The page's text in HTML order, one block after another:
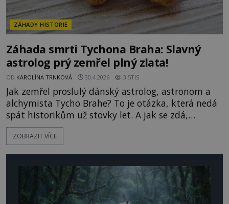
ZÁHADY HISTORIE
Záhada smrti Tychona Braha: Slavný
astrolog prý zemřel plný zlata!
OD KAROLÍNA TRNKOVÁ 30.4.2026 3.5TIS
Jak zemřel proslulý dánský astrolog, astronom a
alchymista Tycho Brahe? To je otázka, která nedá
spát historikům už stovky let. A jak se zdá,
poslední objev celou záhadu ještě více zamotal! Jak
se do vlasů a vousů známého učence dostalo až
hvězdáře a alchymisty
ZOBRAZIT VÍCE